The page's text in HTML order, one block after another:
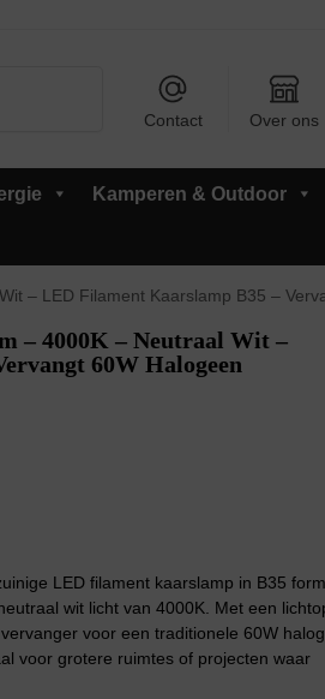
Contact Over ons
Kamperen & Outdoor
B35 – Vervangt 60W Halogeen Gloeilamp –
– 4000K – Neutraal Wit –
60W Halogeen
LED filament kaarslamp in B35
wit licht van 4000K. Met een
voor een traditionele 60W
voor grotere ruimtes of projecten waar